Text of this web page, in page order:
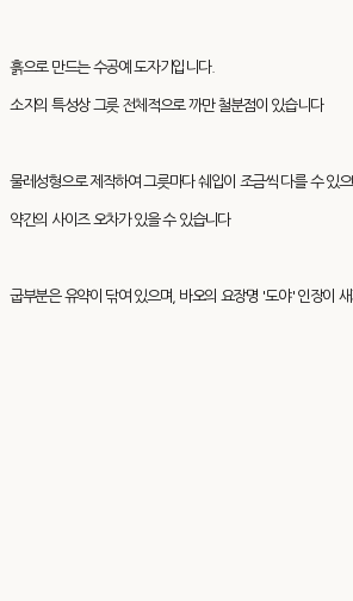
흙으로 만드는 수공예 도자기입니다.
소지의 특성상 그릇 전체적으로 까만 철분점이 있습니다
물레성형으로 제작하여 그릇마다 쉐입이 조금씩 다를 수 있으
약간의 사이즈 오차가 있을 수 있습니다
굽부분은 유약이 닦여 있으며, 바오의 요장명 '도야' 인장이